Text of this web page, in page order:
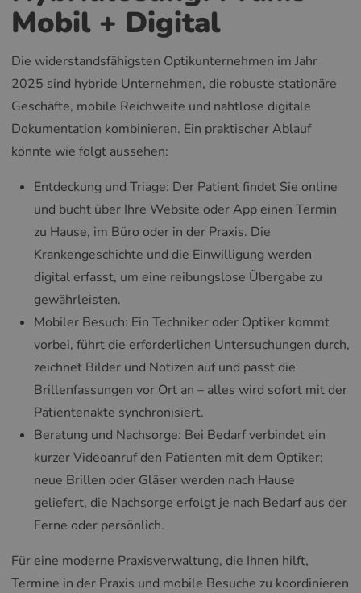
Mobil + Digital
Die widerstandsfähigsten Optikunternehmen im Jahr
2025 sind hybride Unternehmen, die robuste stationäre
Geschäfte, mobile Reichweite und nahtlose digitale
Dokumentation kombinieren. Ein praktischer Ablauf
könnte wie folgt aussehen:
Entdeckung und Triage: Der Patient findet Sie online
und bucht über Ihre Website oder App einen Termin
zu Hause, im Büro oder in der Praxis. Die
Krankengeschichte und die Einwilligung werden
digital erfasst, um eine reibungslose Übergabe zu
gewährleisten.
Mobiler Besuch: Ein Techniker oder Optiker kommt
vorbei, führt die erforderlichen Untersuchungen durch,
zeichnet Bilder und Notizen auf und passt die
Brillenfassungen vor Ort an – alles wird sofort mit der
Patientenakte synchronisiert.
Beratung und Nachsorge: Bei Bedarf verbindet ein
kurzer Videoanruf den Patienten mit dem Optiker;
neue Brillen oder Gläser werden nach Hause
geliefert, die Nachsorge erfolgt je nach Bedarf aus der
Ferne oder persönlich.
Für eine moderne Praxisverwaltung, die Ihnen hilft,
Termine in der Praxis und mobile Besuche zu koordinieren